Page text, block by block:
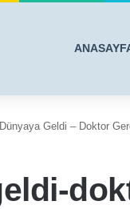
Geldi – Doktor